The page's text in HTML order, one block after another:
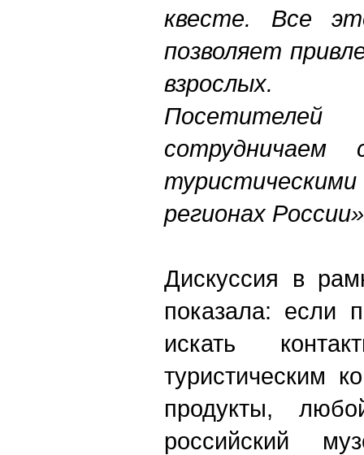
квесте. Все
позволяет
взрослых.
туристическими
регионах
Дискуссия в
показала: если
искать
туристическим
продукты,
российский